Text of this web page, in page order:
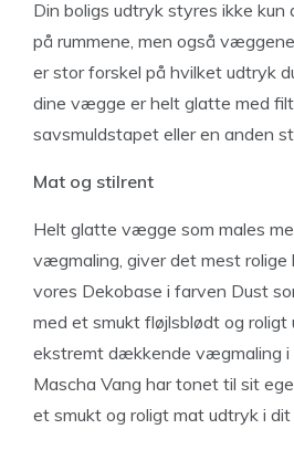
Din boligs udtryk styres ikke
på rummene, men også
er stor forskel på hvilket udtryk
dine vægge er helt glatte med
savsmuldstapet eller en anden
Mat og stilrent
Helt glatte vægge som males
vægmaling, giver det mest rolige
vores Dekobase i farven Dust
med et smukt fløjlsblødt og roligt
ekstremt dækkende vægmaling i
Mascha Vang har tonet til sit
et smukt og roligt mat udtryk i dit